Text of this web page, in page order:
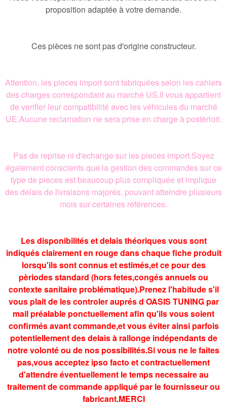
proposition adaptée à votre demande.
Ces pièces ne sont pas d'origine constructeur.
Attention, les pieces import sont fabriquées selon les cahiers
des charges correspondant au marché US.Il vous appartient
de verifier leur compatibilité avec les véhicules du marché
UE.Aucune reclamation ne sera prise en charge à postèriori.
Pas de reprise ni d'echange sur les pieces import.Soyez
également conscients que la gestion des commandes sur ce
type de pieces est beaucoup plus compliquée et implique
des delais de livraisons majorés, pouvant atteindre plusieurs
mois sur certaines références.
Les disponibilités et delais théoriques vous sont
indiqués clairement en rouge dans chaque fiche produit
lorsqu'ils sont connus et estimés,et ce pour des
pèriodes standard (hors fetes,congés annuels ou
contexte sanitaire problématique).Prenez l'habitude s'il
vous plait de les controler auprés d OASIS TUNING par
mail préalable ponctuellement afin qu'ils vous soient
confirmés avant commande,et vous éviter ainsi parfois
potentiellement des delais à rallonge indépendants de
notre volonté ou de nos possibilités.Si vous ne le faites
pas,vous acceptez ipso facto et contractuellement
d'attendre éventuellement le temps necessaire au
traitement de commande appliqué par le fournisseur ou
fabricant.MERCI